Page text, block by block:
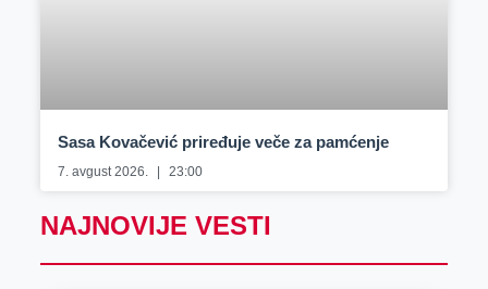
Sasa Kovačević priređuje veče za pamćenje
7. avgust 2026. 23:00
NAJNOVIJE VESTI